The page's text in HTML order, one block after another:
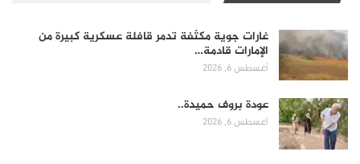
غارات جوية مكثفة تدمر قافلة عسكرية كبيرة من
الإمارات قادمة…
أغسطس 6, 2026
عودة بروف حميدة..
أغسطس 6, 2026